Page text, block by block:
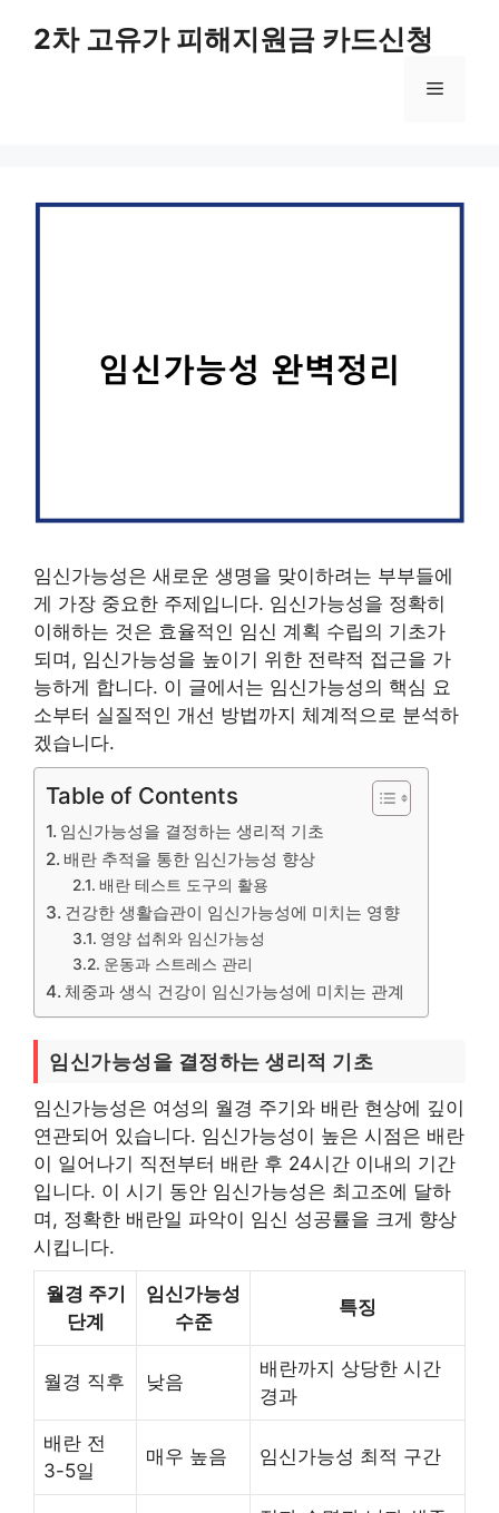
2차 고유가 피해지원금 카드신청
메
임신가능성은 새로운 생명을 맞이하려는 부부들에
게 가장 중요한 주제입니다. 임신가능성을 정확히
이해하는 것은 효율적인 임신 계획 수립의 기초가
되며, 임신가능성을 높이기 위한 전략적 접근을 가
능하게 합니다. 이 글에서는 임신가능성의 핵심 요
소부터 실질적인 개선 방법까지 체계적으로 분석하
겠습니다.
Table of Contents
임신가능성을 결정하는 생리적 기초
배란 추적을 통한 임신가능성 향상
배란 테스트 도구의 활용
건강한 생활습관이 임신가능성에 미치는 영향
영양 섭취와 임신가능성
운동과 스트레스 관리
체중과 생식 건강이 임신가능성에 미치는 관계
임신가능성을 결정하는 생리적 기초
임신가능성은 여성의 월경 주기와 배란 현상에 깊이
연관되어 있습니다. 임신가능성이 높은 시점은 배란
이 일어나기 직전부터 배란 후 24시간 이내의 기간
입니다. 이 시기 동안 임신가능성은 최고조에 달하
며, 정확한 배란일 파악이 임신 성공률을 크게 향상
시킵니다.
월경 주기
단계
임신가능성
수준
특징
월경 직후 낮음
배란까지 상당한 시간
경과
배란 전
3-5일
매우 높음 임신가능성 최적 구간